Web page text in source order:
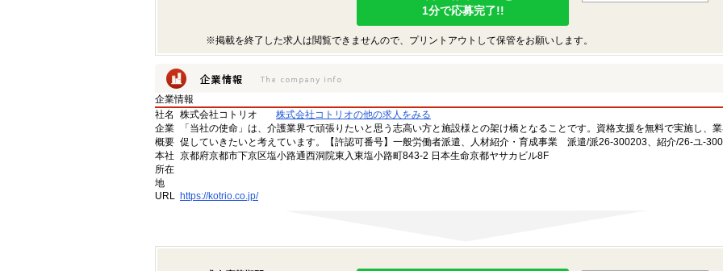
1分で応募完了!!
※掲載を終了した求人は閲覧できませんので、プリントアウトして保管をお願いします。
企業情報
社名
株式会社コトリオ
株式会社コトリオの他の求人をみる
企業
概要
「当社の使命」は、介護業界で頑張りたいと思う志高い方と施設様との架け橋となることです。資格支援を無料で実施し、
促していきたいと考えています。【許認可番号】一般労働者派遣、人材紹介・育成事業 派遣/派26-300203、紹介/26-ユ-
本社
所在
地
京都府京都市下京区塩小路通西洞院東入東塩小路町843-2 日本生命京都ヤサカビル8F
URL https://kotrio.co.jp/